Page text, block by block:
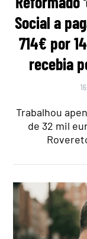
Social a
714€ por
recebia
Trabalhou
de 32 mil